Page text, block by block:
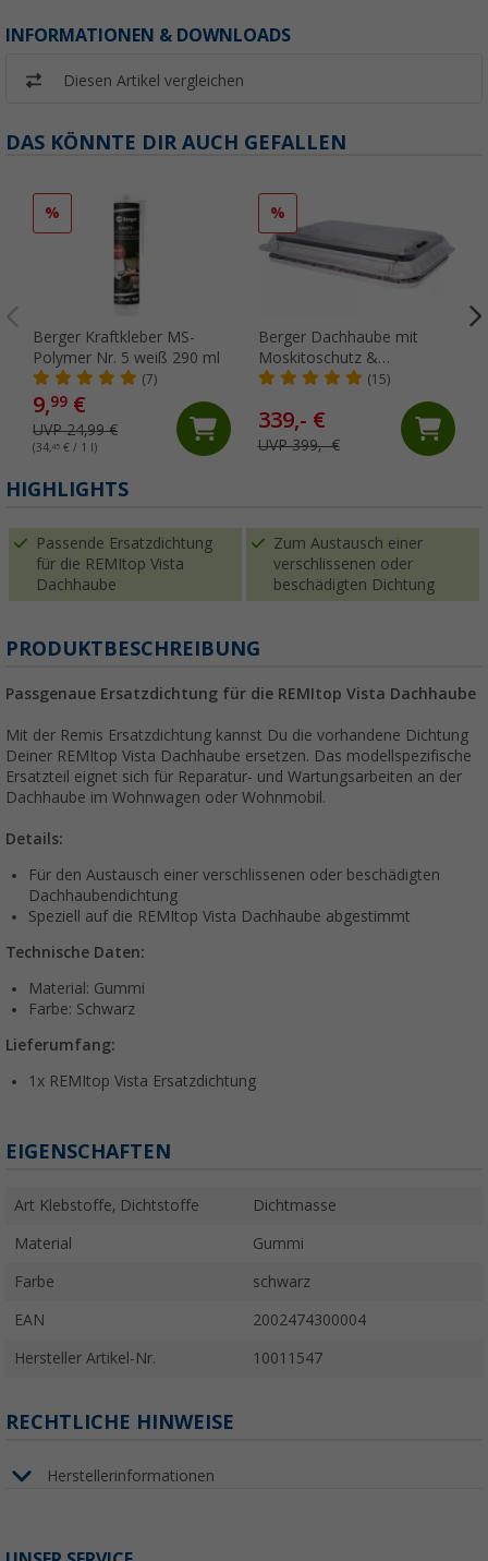
INFORMATIONEN & DOWNLOADS
Diesen Artikel vergleichen
DAS KÖNNTE DIR AUCH GEFALLEN
%
Berger Kraftkleber MS-
Polymer Nr. 5 weiß 290 ml
(7)
9,99 €
UVP 24,99 €
(34,45 € / 1 l)
%
Berger Dachhaube mit
Moskitoschutz &
Verdunkelungsrollo 70 x 50
cm Transparent mit LED
(15)
339,- €
UVP 399,- €
HIGHLIGHTS
Passende Ersatzdichtung
für die REMItop Vista
Dachhaube
Zum Austausch einer
verschlissenen oder
beschädigten Dichtung
PRODUKTBESCHREIBUNG
Passgenaue Ersatzdichtung für die REMItop Vista Dachhaube
Mit der Remis Ersatzdichtung kannst Du die vorhandene Dichtung
Deiner REMItop Vista Dachhaube ersetzen. Das modellspezifische
Ersatzteil eignet sich für Reparatur- und Wartungsarbeiten an der
Dachhaube im Wohnwagen oder Wohnmobil.
Details:
Für den Austausch einer verschlissenen oder beschädigten
Dachhaubendichtung
Speziell auf die REMItop Vista Dachhaube abgestimmt
Technische Daten:
Material: Gummi
Farbe: Schwarz
Lieferumfang:
1x REMItop Vista Ersatzdichtung
EIGENSCHAFTEN
Art Klebstoffe, Dichtstoffe Dichtmasse
Material Gummi
Farbe schwarz
EAN 2002474300004
Hersteller Artikel-Nr. 10011547
RECHTLICHE HINWEISE
Herstellerinformationen